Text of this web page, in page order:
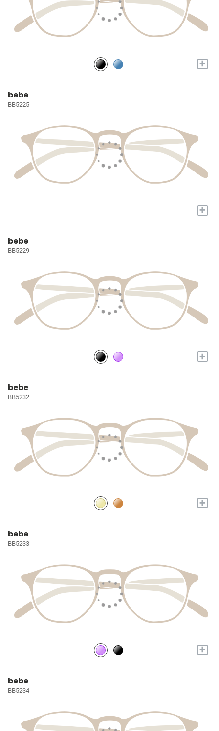
+
bebe
BB5225
+
bebe
BB5229
+
bebe
BB5232
+
bebe
BB5233
+
bebe
BB5234